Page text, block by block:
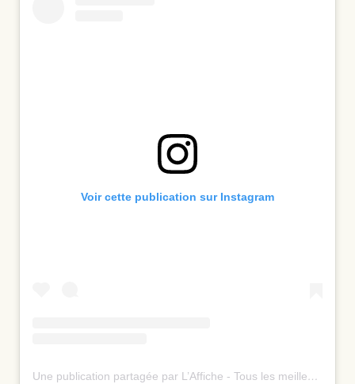
Voir cette publication sur Instagram
Une publication partagée par L’Affiche - Tous les meilleurs spectacles ⭐️ (@laffiche.co)